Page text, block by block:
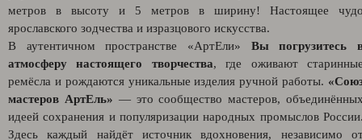
метров в высоту и 5 метров в ширину! Настоящее
ярославского зодчества и изразцового искусства.
В аутентичном пространстве «АртЕли» Вы погрузитесь
атмосферу настоящего творчества, где оживают
ремёсла и рождаются уникальные изделия ручной работы.
мастеров АртЕль» — это сообщество мастеров,
идеей сохранения и популяризации народных промыслов
Здесь каждый найдёт источник вдохновения, независимо